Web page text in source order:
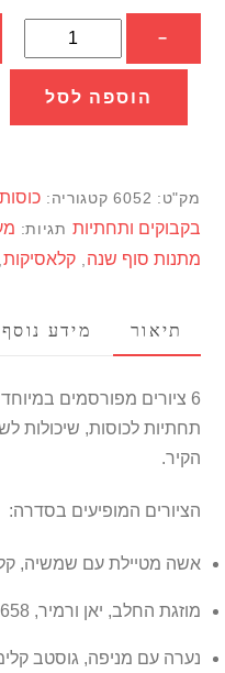
−
של
תחתיות
דיוקנאות
נשיים
מפורסמים
הוספה לסל
מק"ט: 6052 קטגוריה:
בקבוקים ותחתיות תגיות:
מתנות סוף שנה קלאסיקות,
תיאור מידע נוסף
6 ציורים מפורסמים
תחתיות לכוסות, שיכולות
הקיר.
הציורים המופיעים בסדרה:
אשה מטיילת עם שמשיה, קלוד
מוזגת החלב, יאן ורמיר, 1658
נערה עם מניפה, גוסטב קלימט,